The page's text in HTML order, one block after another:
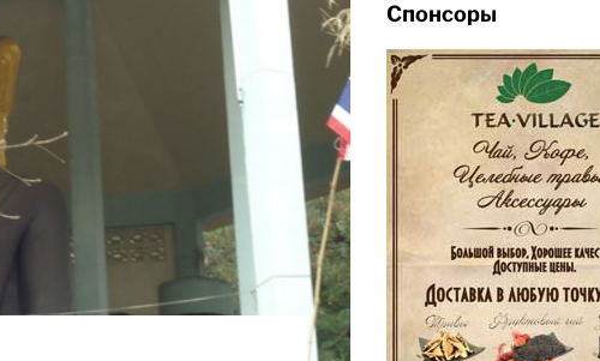
Спонсоры